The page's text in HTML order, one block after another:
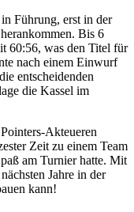
Führung, erst in der
Bis 6
60:56, was den Titel für
nach einem Einwurf
entscheidenden
die Kassel im
Akteueren
Zeit zu einem Team
am Turnier hatte. Mit
Jahre in der
kann!